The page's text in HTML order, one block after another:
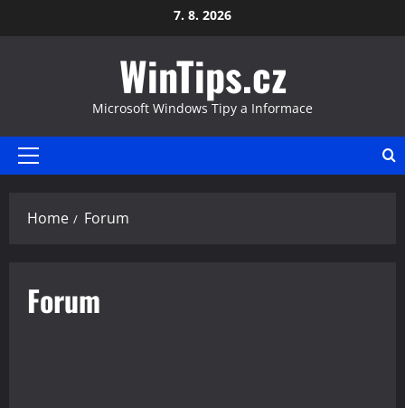
to
7. 8. 2026
WinTips.cz
Microsoft Windows Tipy a Informace
Primary
Home Forum
Forum